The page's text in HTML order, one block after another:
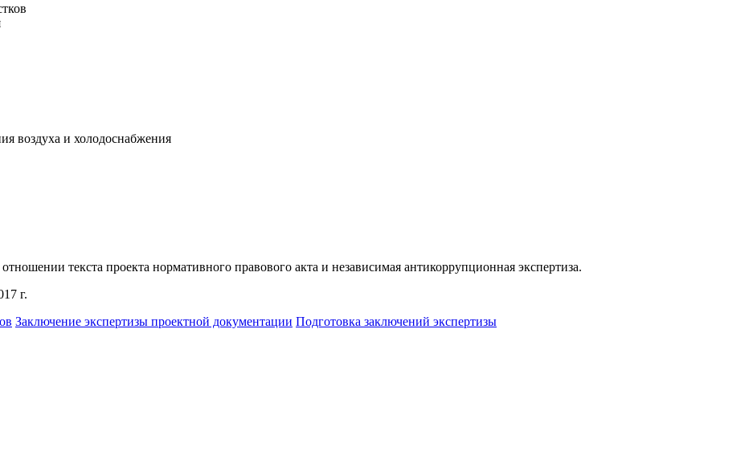
воздуха и холодоснабжения
текста проекта нормативного правового акта и независимая антикоррупционная экспертиза.
г.
Заключение экспертизы проектной документации Подготовка заключений экспертизы